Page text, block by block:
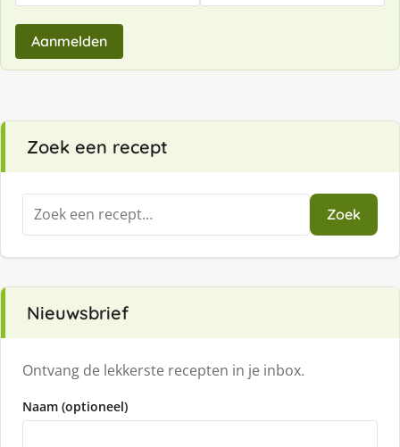
Aanmelden
Zoek een recept
Zoeken
naar:
Zoek
Nieuwsbrief
Ontvang de lekkerste recepten in je inbox.
Naam (optioneel)